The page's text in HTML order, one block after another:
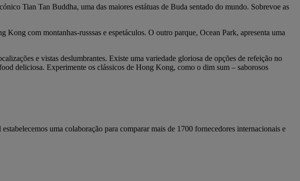
Tian Tan Buddha, uma das maiores estátuas de Buda sentado do mundo. Sobrevoe as
com montanhas-russsas e espetáculos. O outro parque, Ocean Park, apresenta uma
e vistas deslumbrantes. Existe uma variedade gloriosa de opções de refeição no
deliciosa. Experimente os clássicos de Hong Kong, como o dim sum – saborosos
uma colaboração para comparar mais de 1700 fornecedores internacionais e